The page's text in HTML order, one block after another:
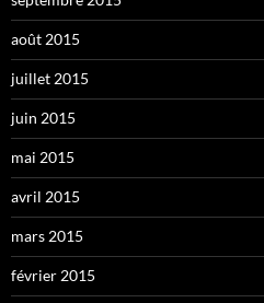
août 2015
juillet 2015
juin 2015
mai 2015
avril 2015
mars 2015
février 2015